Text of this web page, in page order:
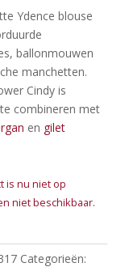
Ydence blouse
ballonmouwen
manchetten.
Cindy is
combineren met
en gilet
is nu niet op
niet beschikbaar.
Categorieën: